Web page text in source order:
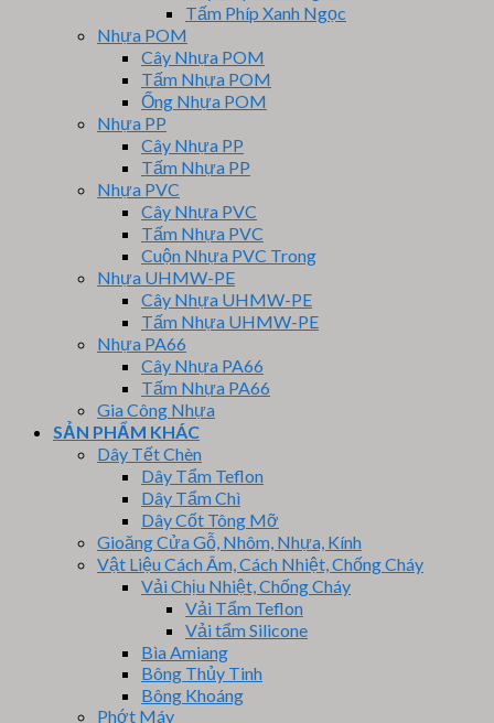
Tấm Phíp Xanh Ngọc
Nhựa POM
Cây Nhựa POM
Tấm Nhựa POM
Ống Nhựa POM
Nhựa PP
Cây Nhựa PP
Tấm Nhựa PP
Nhựa PVC
Cây Nhựa PVC
Tấm Nhựa PVC
Cuộn Nhựa PVC Trong
Nhựa UHMW-PE
Cây Nhựa UHMW-PE
Tấm Nhựa UHMW-PE
Nhựa PA66
Cây Nhựa PA66
Tấm Nhựa PA66
Gia Công Nhựa
SẢN PHẨM KHÁC
Dây Tết Chèn
Dây Tẩm Teflon
Dây Tẩm Chì
Dây Cốt Tông Mỡ
Gioăng Cửa Gỗ, Nhôm, Nhựa, Kính
Vật Liệu Cách Âm, Cách Nhiệt, Chống Cháy
Vải Chịu Nhiệt, Chống Cháy
Vải Tẩm Teflon
Vải tẩm Silicone
Bìa Amiang
Bông Thủy Tinh
Bông Khoáng
Phớt Máy